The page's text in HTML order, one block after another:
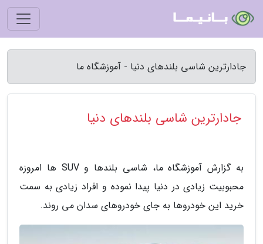
جادارترین شاسی بلندهای دنیا - آموزشگاه ما
جادارترین شاسی بلندهای دنیا
به گزارش آموزشگاه ما، شاسی بلندها و SUV ها امروزه
محبوبیت زیادی در دنیا پیدا نموده و افراد زیادی به سمت
خرید این خودروها به جای خودروهای سدان می روند.